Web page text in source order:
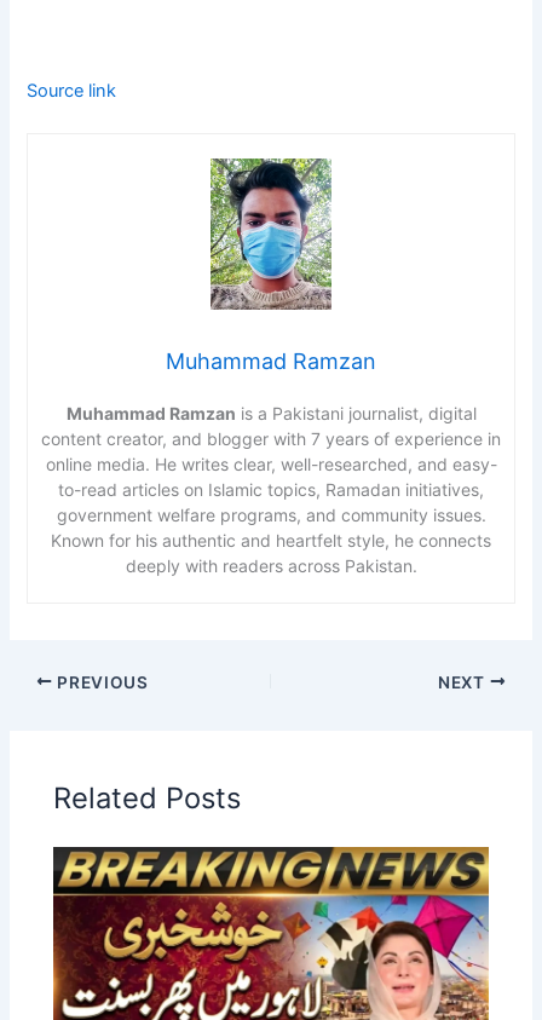
Source link
Muhammad Ramzan
Muhammad Ramzan is a Pakistani journalist, digital
content creator, and blogger with 7 years of experience in
online media. He writes clear, well-researched, and easy-
to-read articles on Islamic topics, Ramadan initiatives,
government welfare programs, and community issues.
Known for his authentic and heartfelt style, he connects
deeply with readers across Pakistan.
PREVIOUS NEXT
Related Posts